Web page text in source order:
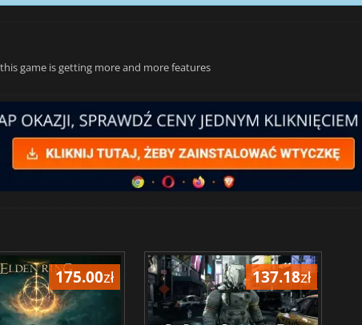
game is getting more and more features
175.00zł 137.18zł